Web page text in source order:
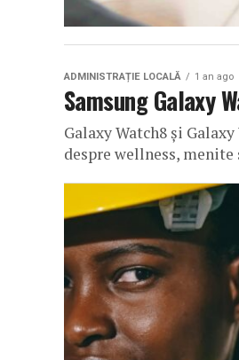
ADMINISTRAȚIE LOCALĂ 1 an ago
Samsung Galaxy
Galaxy Watch8 și
despre wellness,